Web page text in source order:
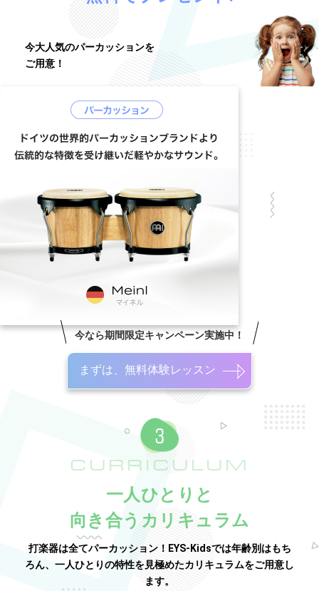
今大人気のパーカッションを
ご用意！
今なら期間限定キャンペーン実施中！
まずは、無料体験レッスン
CURRICULUM
一人ひとりと
向き合うカリキュラム
打楽器は全てパーカッション！EYS-Kidsでは年齢別はもち
ろん、一人ひとりの特性を見極めたカリキュラムをご用意し
ます。